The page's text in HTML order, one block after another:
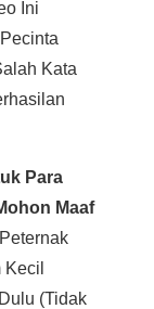
Ini
Kata
Para
Maaf
(tidak